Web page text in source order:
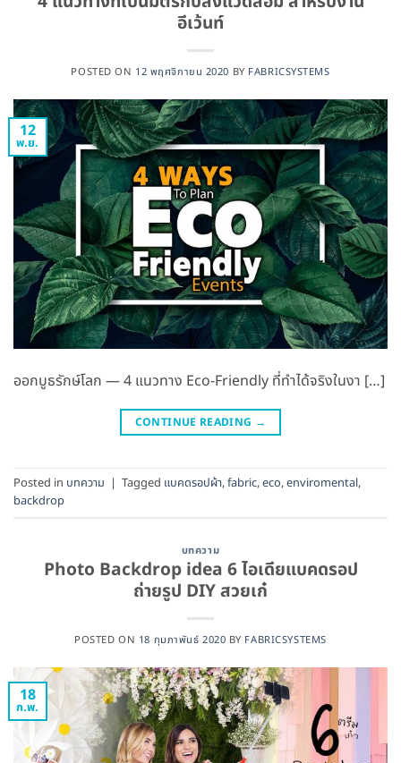
อีเว้นท์
POSTED ON 12 พฤศจิกายน 2020 BY FABRICSYSTEMS
12
พ.ย.
ออกบูธรักษ์โลก — 4 แนวทาง Eco-Friendly ที่ทำได้จริงในงา […]
CONTINUE READING →
Posted in บทความ | Tagged แบคดรอปผ้า,fabric,eco,enviromental,
backdrop
บทความ
Photo Backdrop idea 6 ไอเดียแบคดรอป
ถ่ายรูป DIY สวยเก๋
POSTED ON 18 กุมภาพันธ์ 2020 BY FABRICSYSTEMS
18
ก.พ.